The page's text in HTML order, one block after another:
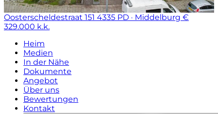
Oosterscheldestraat 151 4335 PD · Middelburg €
329.000 k.k.
Heim
Medien
In der Nähe
Dokumente
Angebot
Über uns
Bewertungen
Kontakt